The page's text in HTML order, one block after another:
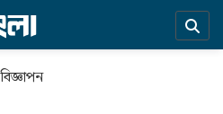
বিজ্ঞাপন